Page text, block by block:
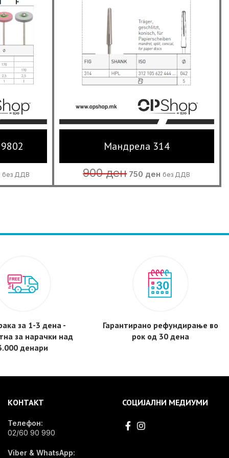
без ДДВ
Мандрела 314
900ден Original
price
was:
750 ден
price
is:
без ДДВ
за 1-3 дена -
за нарачки над
денари
Гарантирано рефундирање во
рок од 30 дена
КОНТАКТ
Телефон:
02/60 90 990
Viber & WhatsApp:
СОЦИЈАЛНИ МЕДИУМИ